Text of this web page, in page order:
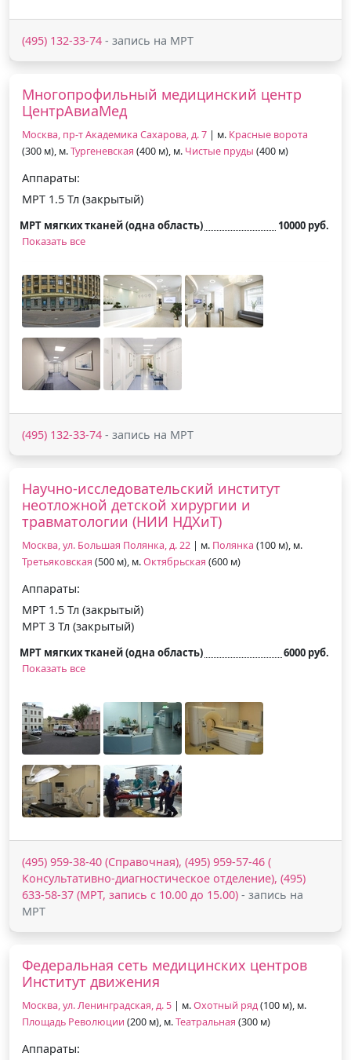
(495) 132-33-74 - запись на МРТ
Многопрофильный медицинский центр
ЦентрАвиаМед
Москва, пр-т Академика Сахарова, д. 7 | м. Красные ворота
(300 м), м.Тургеневская (400 м), м. Чистые пруды (400 м)
Аппараты:
МРТ 1.5 Тл (закрытый)
МРТ мягких тканей (одна область)
10000 руб.
Показать все
(495) 132-33-74 - запись на МРТ
Научно-исследовательский институт
неотложной детской хирургии и
травматологии (НИИ НДХиТ)
Москва, ул. Большая Полянка, д. 22 | м. Полянка (100 м), м.
Третьяковская (500 м), м.Октябрьская (600 м)
Аппараты:
МРТ 1.5 Тл (закрытый)
МРТ 3 Тл (закрытый)
МРТ мягких тканей (одна область)
6000 руб.
Показать все
(495) 959-38-40 (Справочная), (495) 959-57-46 (
Консультативно-диагностическое отделение), (495)
633-58-37 (МРТ, запись с 10.00 до 15.00) - запись на
МРТ
Федеральная сеть медицинских центров
Институт движения
Москва, ул. Ленинградская, д. 5 | м.Охотный ряд(100 м), м.
Площадь Революции (200 м), м.Театральная (300 м)
Аппараты: